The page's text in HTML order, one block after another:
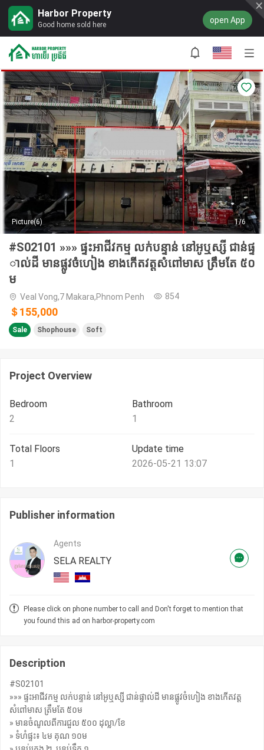
Harbor Property
Good home sold here open App
Picture(6) 1/6
#S02101 »»» ផ្ទះអាជីវកម្ម លក់បន្ទាន់ នៅអូឬស្សី ជាន់ផ្ទ
ាល់ដី មានផ្លូវចំហៀង ខាងកើតវត្តសំពៅមាស ត្រឹមតែ ៥០
ម
Veal Vong,7 Makara,Phnom Penh 854
＄155,000
Sale Shophouse Soft
Project Overview
Bedroom
2
Bathroom
1
Total Floors
1
Update time
2026-05-21 13:07
Publisher information
Agents
SELA REALTY
Please click on phone number to call and Don't forget to mention that
you found this ad on harbor-property.com
Description
#S02101
»»» ផ្ទះអាជីវកម្ម លក់បន្ទាន់ នៅអូឬស្សី ជាន់ផ្ទាល់ដី មានផ្លូវចំហៀង ខាងកើតវត្ត
សំពៅមាស ត្រឹមតែ ៥០ម
» មានចំណូលពីការជួល ៥០០ ដុល្លា/ខែ
» ទំហំផ្ទះ៖ ៤ម គុណ ១០ម